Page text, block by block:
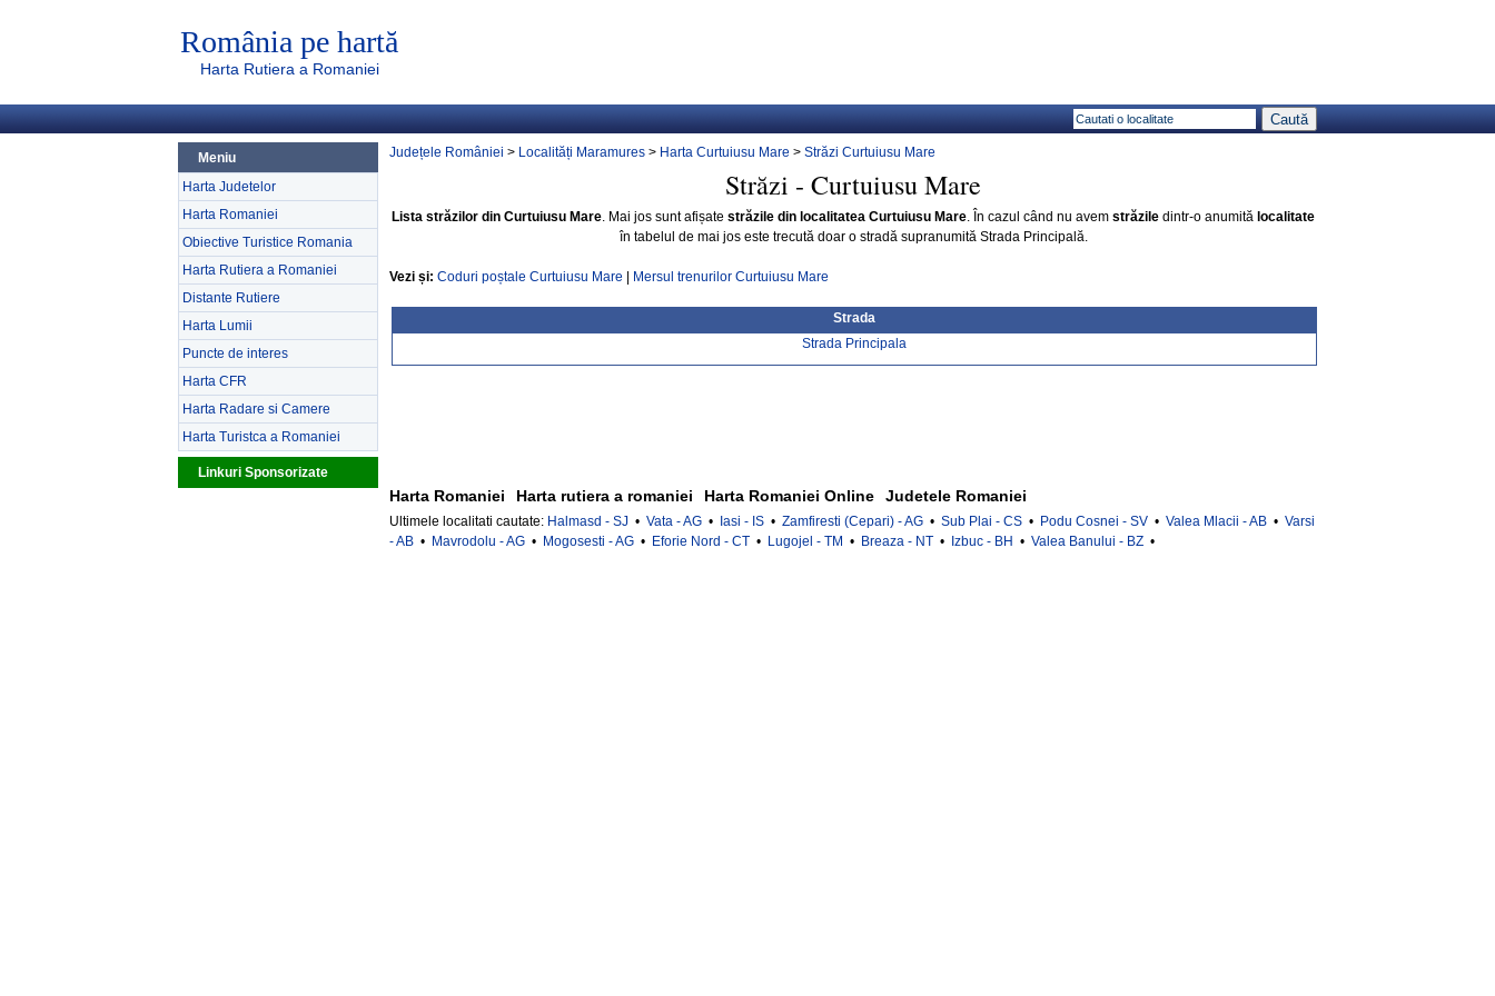
România pe hartă
Harta Rutiera a Romaniei
Meniu
Harta Judetelor
Harta Romaniei
Obiective Turistice Romania
Harta Rutiera a Romaniei
Distante Rutiere
Harta Lumii
Puncte de interes
Harta CFR
Harta Radare si Camere
Harta Turistca a Romaniei
Linkuri Sponsorizate
Județele României > Localități Maramures > Harta Curtuiusu Mare > Străzi Curtuiusu Mare
Străzi - Curtuiusu Mare
Lista străzilor din Curtuiusu Mare. Mai jos sunt afișate străzile din localitatea Curtuiusu Mare. În cazul când nu avem străzile dintr-o anumită localitate
în tabelul de mai jos este trecută doar o stradă supranumită Strada Principală.
Vezi și: Coduri poștale Curtuiusu Mare Mersul trenurilor Curtuiusu Mare
Strada
Strada Principala
Harta Romaniei Harta rutiera a romaniei Harta Romaniei Online Judetele Romaniei
Ultimele localitati cautate: Halmasd - SJ • Vata - AG • Iasi - IS • Zamfiresti (Cepari) - AG • Sub Plai - CS • Podu Cosnei - SV • Valea Mlacii - AB • Varsi
- AB • Mavrodolu - AG • Mogosesti - AG • Eforie Nord - CT • Lugojel - TM • Breaza - NT • Izbuc - BH • Valea Banului - BZ •